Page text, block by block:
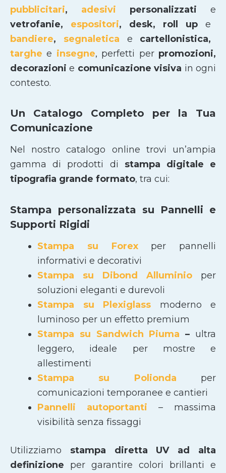
pubblicitari, adesivi personalizzati e
vetrofanie, espositori, desk, roll up e
bandiere, segnaletica e cartellonistica,
targhee insegne, perfetti per promozioni,
decorazionie comunicazione visiva in ogni
contesto.
Un Catalogo Completo per la Tua
Comunicazione
Nel nostro catalogo online trovi un’ampia
gamma di prodotti di stampa digitale e
tipografia grande formato, tra cui:
Stampa personalizzata su Pannelli e
Supporti Rigidi
Stampa su Forexper pannelli
informativi e decorativi
Stampa su Dibond Alluminio per
soluzioni eleganti e durevoli
Stampa su Plexiglass moderno e
luminoso per un effetto premium
Stampa su Sandwich Piuma – ultra
leggero, ideale per mostre e
allestimenti
Stampa su Polionda per
comunicazioni temporanee e cantieri
Pannelli autoportanti – massima
visibilità senza fissaggi
Utilizziamo stampa diretta UV ad alta
definizione per garantire colori brillanti e